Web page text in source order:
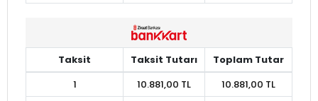
Taksit Taksit Tutarı
Toplam Tutar
1
10.881,00 TL
10.881,00 TL